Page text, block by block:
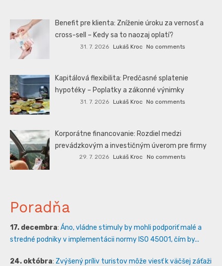
Benefit pre klienta: Zníženie úroku za vernosť a
cross-sell – Kedy sa to naozaj oplatí?
31. 7. 2026 Lukáš Kroc No comments
Kapitálová flexibilita: Predčasné splatenie
hypotéky – Poplatky a zákonné výnimky
31. 7. 2026 Lukáš Kroc No comments
Korporátne financovanie: Rozdiel medzi
prevádzkovým a investičným úverom pre firmy
29. 7. 2026 Lukáš Kroc No comments
Poradňa
17. decembra: Áno, vládne stimuly by mohli podporiť malé a
stredné podniky v implementácii normy ISO 45001, čím by...
24. októbra: Zvýšený príliv turistov môže viesť k väčšej záťaži